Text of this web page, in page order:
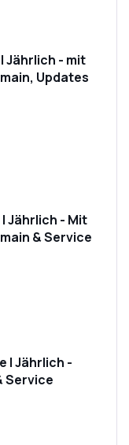
Jährlich - mit
Updates
Jährlich - Mit
& Service
| Jährlich -
Service